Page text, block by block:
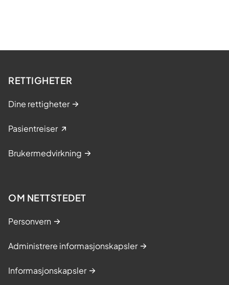
RETTIGHETER
Dine rettigheter
Pasientreiser
Brukermedvirkning
OM NETTSTEDET
Personvern
Administrere informasjonskapsler
Informasjonskapsler